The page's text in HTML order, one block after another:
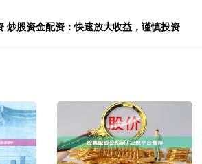
炒股资金配资：快速放大收益，谨慎投资